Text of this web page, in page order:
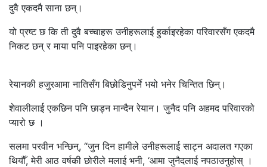
दुवै एकदमै साना छन्।
यो प्रष्ट छ कि ती दुवै बच्चाहरू उनीहरूलाई हुर्काइरहेका परिवारसँग एकदमै
निकट छन् र माया पनि पाइरहेका छन्।
रेयानकी हजुरआमा नातिसँग बिछोडिनुपर्ने भयो भनेर चिन्तित छिन्।
शेवालीलाई एकछिन पनि छाड्न मान्दैन रेयान। जुनैद पनि अहमद परिवारको
प्यारो छ ।
सलमा परवीन भन्छिन्, “जुन दिन हामीले उनीहरूलाई साट्न अदालत गएका
थियौँ, मेरी आठ वर्षकी छोरीले मलाई भनी, ‘आमा जुनैदलाई नपठाउनुहोस् ।